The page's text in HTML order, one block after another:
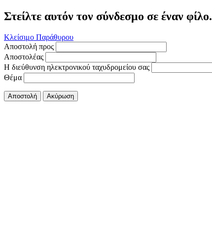
Στείλτε αυτόν τον σύνδεσμο σε έναν φίλο.
Κλείσιμο Παράθυρου
Αποστολή προς
Αποστολέας
Η διεύθυνση ηλεκτρονικού ταχυδρομείου σας
Θέμα
Αποστολή Ακύρωση